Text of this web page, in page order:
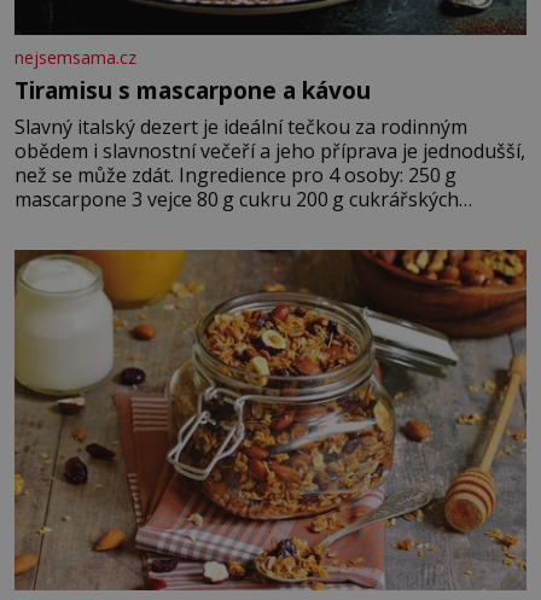
nejsemsama.cz
Tiramisu s mascarpone a kávou
Slavný italský dezert je ideální tečkou za rodinným
obědem i slavnostní večeří a jeho příprava je jednodušší,
než se může zdát. Ingredience pro 4 osoby: 250 g
mascarpone 3 vejce 80 g cukru 200 g cukrářských
posypání Postup: Oddělte žloutky od bílků. Žloutky
vyšlehejte s cukrem do světlé pěny a postupně do nich
vmíchejte mascarpone, aby vznikl hladký